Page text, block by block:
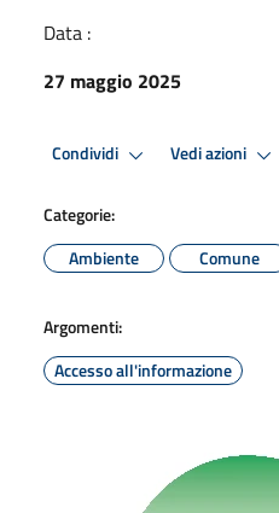
Data :
27 maggio 2025
Condividi Vedi azioni
Categorie:
Ambiente
Comune
Argomenti:
Accesso all'informazione